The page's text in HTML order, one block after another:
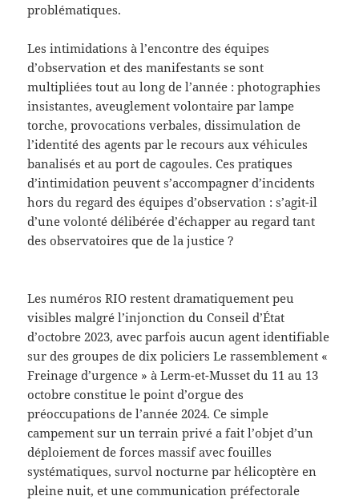
problématiques.
Les intimidations à l’encontre des équipes
d’observation et des manifestants se sont
multipliées tout au long de l’année : photographies
insistantes, aveuglement volontaire par lampe
torche, provocations verbales, dissimulation de
l’identité des agents par le recours aux véhicules
banalisés et au port de cagoules. Ces pratiques
d’intimidation peuvent s’accompagner d’incidents
hors du regard des équipes d’observation : s’agit-il
d’une volonté délibérée d’échapper au regard tant
des observatoires que de la justice ?
Les numéros RIO restent dramatiquement peu
visibles malgré l’injonction du Conseil d’État
d’octobre 2023, avec parfois aucun agent identifiable
sur des groupes de dix policiers Le rassemblement «
Freinage d’urgence » à Lerm-et-Musset du 11 au 13
octobre constitue le point d’orgue des
préoccupations de l’année 2024. Ce simple
campement sur un terrain privé a fait l’objet d’un
déploiement de forces massif avec fouilles
systématiques, survol nocturne par hélicoptère en
pleine nuit, et une communication préfectorale